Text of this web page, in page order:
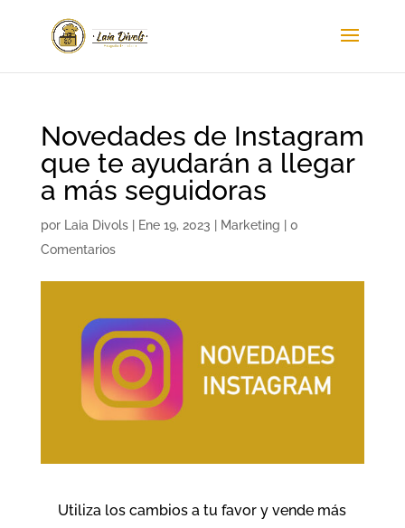
Novedades de Instagram
que te ayudarán a llegar
a más seguidoras
por Laia Divols| Ene 19, 2023 Marketing
0
Comentarios
Utiliza los cambios a tu favor y vende más